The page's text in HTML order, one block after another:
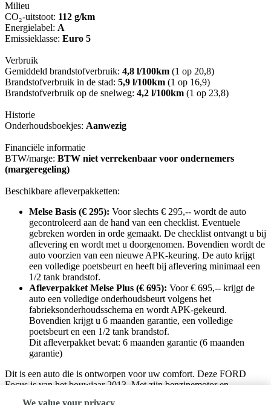
Milieu
CO₂-uitstoot: 112 g/km
Energielabel: A
Emissieklasse: Euro 5
Verbruik
Gemiddeld brandstofverbruik: 4,8 l/100km (1 op 20,8)
Brandstofverbruik in de stad: 5,9 l/100km (1 op 16,9)
Brandstofverbruik op de snelweg: 4,2 l/100km (1 op 23,8)
Historie
Onderhoudsboekjes: Aanwezig
Financiële informatie
BTW/marge: BTW niet verrekenbaar voor ondernemers
(margeregeling)
Beschikbare afleverpakketten:
Melse Basis (€ 295): Voor slechts € 295,-- wordt de auto
gecontroleerd aan de hand van een checklist. Eventuele
gebreken worden in orde gemaakt. De checklist ontvangt u bij
aflevering en wordt met u doorgenomen. Bovendien wordt de
auto voorzien van een nieuwe APK-keuring. De auto krijgt
een volledige poetsbeurt en heeft bij aflevering minimaal een
1/2 tank brandstof.
Afleverpakket Melse Plus (€ 695): Voor € 695,-- krijgt de
auto een volledige onderhoudsbeurt volgens het
fabrieksonderhoudsschema en wordt APK-gekeurd.
Bovendien krijgt u 6 maanden garantie, een volledige
poetsbeurt en een 1/2 tank brandstof.
Dit afleverpakket bevat: 6 maanden garantie (6 maanden
garantie)
Dit is een auto die is ontworpen voor uw comfort. Deze FORD
Focus is van het bouwjaar 2013. Met zijn benzinemotor en
We value your privacy